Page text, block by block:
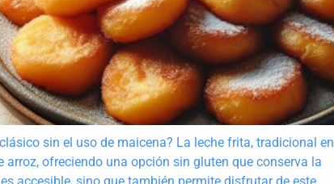
sin el uso de maicena? La leche frita, tradicional en
ofreciendo una opción sin gluten que conserva la